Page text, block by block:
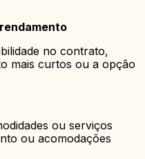
no contrato,
mais curtos ou a opção
ou serviços
ou acomodações